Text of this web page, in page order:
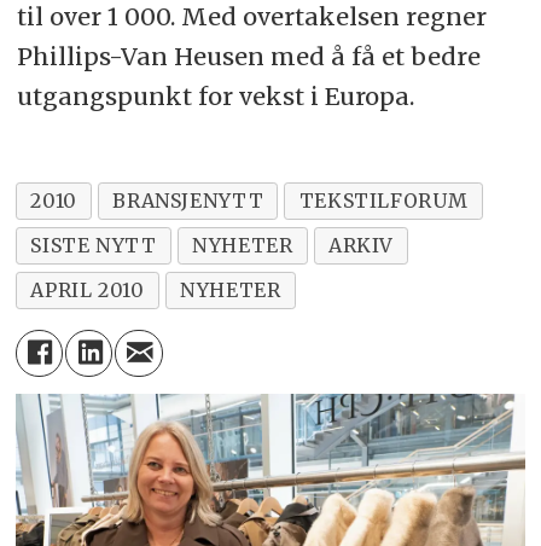
til over 1 000. Med overtakelsen regner
Phillips-Van Heusen med å få et bedre
utgangspunkt for vekst i Europa.
2010 BRANSJENYTT
TEKSTILFORUM
SISTE NYTT
NYHETER
ARKIV
APRIL 2010
NYHETER